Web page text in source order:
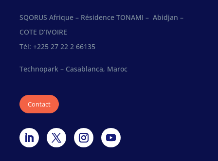
SQORUS Afrique – Résidence TONAMI – Abidjan –
COTE D’IVOIRE
Tél: +225 27 22 2 66135
Technopark – Casablanca, Maroc
Contact